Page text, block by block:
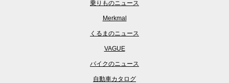
乗りものニュース
Merkmal
くるまのニュース
VAGUE
バイクのニュース
自動車カタログ